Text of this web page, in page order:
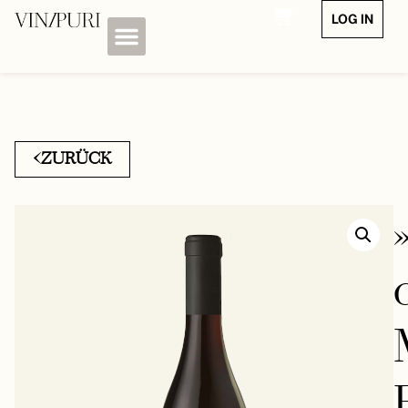
LOG IN
ZURÜCK